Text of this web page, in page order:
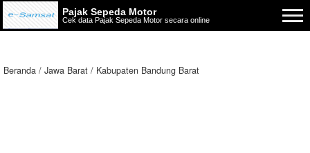
Pajak Sepeda Motor
Cek data Pajak Sepeda Motor secara online
Beranda Jawa Barat Kabupaten Bandung Barat